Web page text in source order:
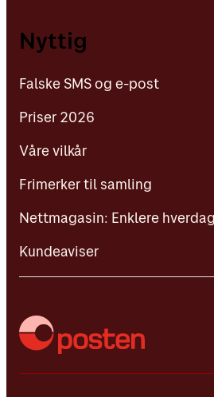
Falske SMS og e-post
Nyttig
Falske SMS og e-post
Priser 2026
Våre vilkår
Frimerker til samling
Nettmagasin: Enklere hverdag
Kundeaviser